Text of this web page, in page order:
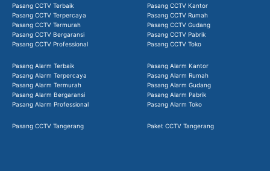
Pasang CCTV Terbaik
Pasang CCTV Terpercaya
Pasang CCTV Termurah
Pasang CCTV Bergaransi
Pasang CCTV Professional
Pasang Alarm Terbaik
Pasang Alarm Terpercaya
Pasang Alarm Termurah
Pasang Alarm Bergaransi
Pasang Alarm Professional
Pasang CCTV Tangerang
Pasang CCTV Kantor
Pasang CCTV Rumah
Pasang CCTV Gudang
Pasang CCTV Pabrik
Pasang CCTV Toko
Pasang Alarm Kantor
Pasang Alarm Rumah
Pasang Alarm Gudang
Pasang Alarm Pabrik
Pasang Alarm Toko
Paket CCTV Tangerang